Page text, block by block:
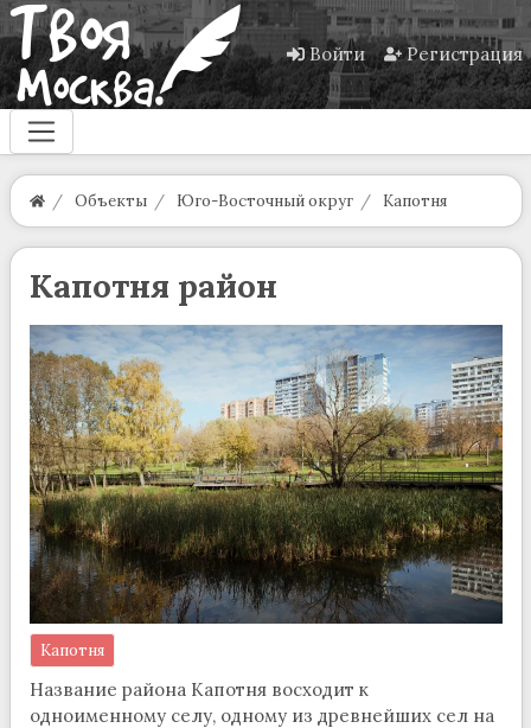
Войти Регистрация
Объекты Юго-Восточный округ Капотня
Капотня район
Капотня
Название района Капотня восходит к
одноименному селу, одному из древнейших сел на